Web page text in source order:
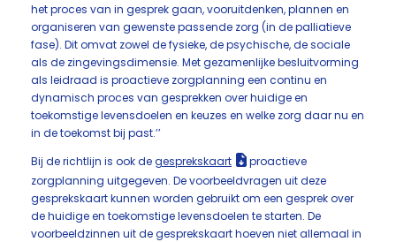
het proces van in gesprek gaan, vooruitdenken, plannen en
organiseren van gewenste passende zorg (in de palliatieve
fase). Dit omvat zowel de fysieke, de psychische, de sociale
als de zingevingsdimensie. Met gezamenlijke besluitvorming
als leidraad is proactieve zorgplanning een continu en
dynamisch proces van gesprekken over huidige en
toekomstige levensdoelen en keuzes en welke zorg daar nu en
in de toekomst bij past.’’
Bij de richtlijn is ook degesprekskaart
proactieve
zorgplanning uitgegeven. De voorbeeldvragen uit deze
gesprekskaart kunnen worden gebruikt om een gesprek over
de huidige en toekomstige levensdoelen te starten. De
voorbeeldzinnen uit de gesprekskaart hoeven niet allemaal in